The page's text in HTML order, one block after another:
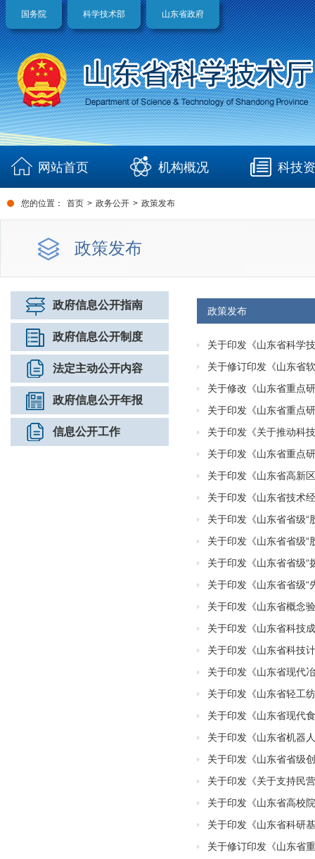
国务院 科学技术部 山东省政府
网站首页 机构概况 科技
您的位置： 首页 > 政务公开 > 政策发布
政策发布
政府信息公开指南
政府信息公开制度
法定主动公开内容
政府信息公开年报
信息公开工作
政策发布
关于印发《山东省科学
关于修订印发《山东省
关于修改《山东省重点
关于印发《山东省重点
关于印发《关于推动科
关于印发《山东省重点
关于印发《山东省高新
关于印发《山东省技术
关于印发《山东省省级“
关于印发《山东省省级“
关于印发《山东省省级“
关于印发《山东省省级“
关于印发《山东省概念
关于印发《山东省科技
关于印发《山东省科技
关于印发《山东省现代
关于印发《山东省轻工
关于印发《山东省现代
关于印发《山东省机器
关于印发《山东省省级
关于印发《关于支持民
关于印发《山东省高校
关于印发《山东省科研
关于修订印发《山东省